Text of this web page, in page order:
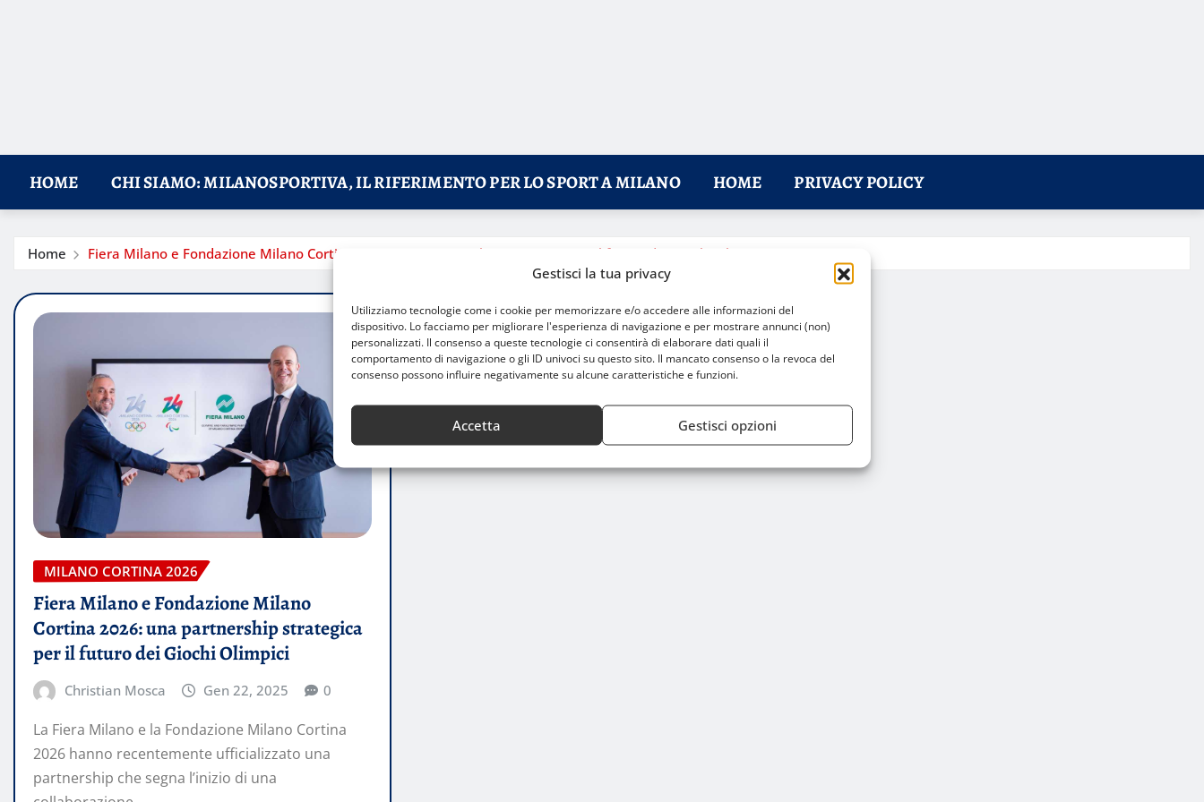
Gestisci la tua privacy
Utilizziamo tecnologie come i cookie per memorizzare e/o accedere alle informazioni del
dispositivo. Lo facciamo per migliorare l'esperienza di navigazione e per mostrare annunci (non)
personalizzati. Il consenso a queste tecnologie ci consentirà di elaborare dati quali il
comportamento di navigazione o gli ID univoci su questo sito. Il mancato consenso o la revoca del
consenso possono influire negativamente su alcune caratteristiche e funzioni.
Accetta Gestisci opzioni
HOME CHI SIAMO: MILANOSPORTIVA, IL RIFERIMENTO PER LO SPORT A MILANO HOME PRIVACY POLICY
Home Fiera Milano e Fondazione Milano Cortina 2026: una partnership strategica per il futuro dei Giochi Olimpici
MILANO CORTINA 2026
Fiera Milano e Fondazione Milano
Cortina 2026: una partnership strategica
per il futuro dei Giochi Olimpici
Christian Mosca Gen 22, 2025 0
La Fiera Milano e la Fondazione Milano Cortina
2026 hanno recentemente ufficializzato una
partnership che segna l’inizio di una